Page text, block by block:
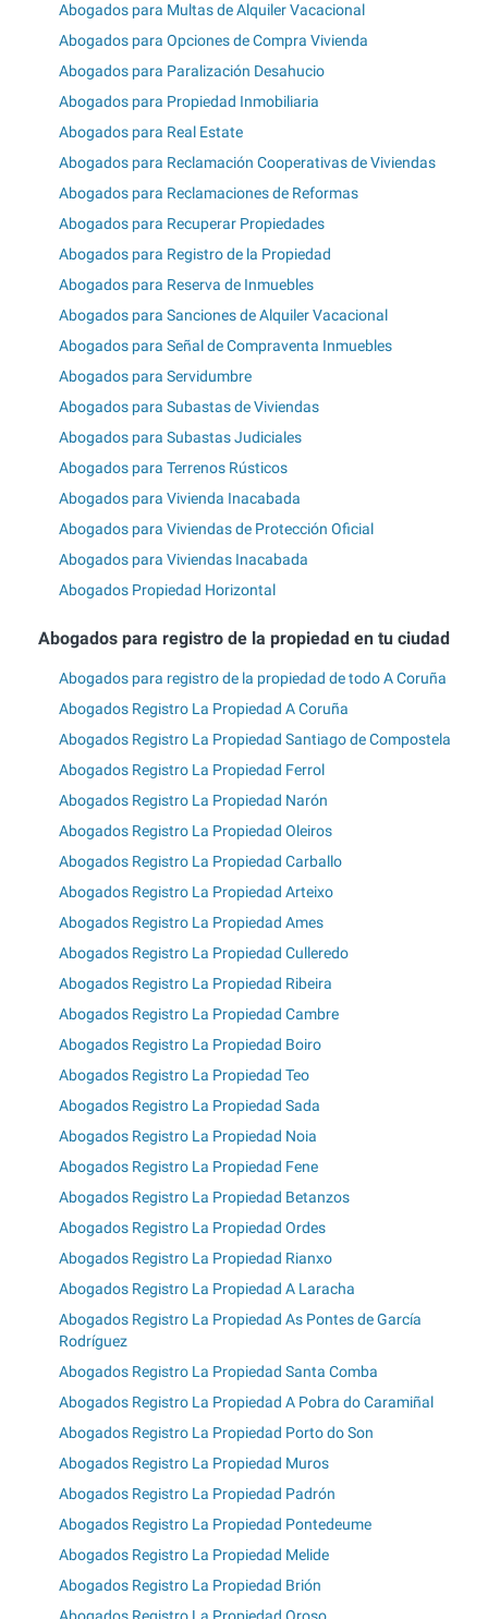
Abogados para Multas de Alquiler Vacacional
Abogados para Opciones de Compra Vivienda
Abogados para Paralización Desahucio
Abogados para Propiedad Inmobiliaria
Abogados para Real Estate
Abogados para Reclamación Cooperativas de Viviendas
Abogados para Reclamaciones de Reformas
Abogados para Recuperar Propiedades
Abogados para Registro de la Propiedad
Abogados para Reserva de Inmuebles
Abogados para Sanciones de Alquiler Vacacional
Abogados para Señal de Compraventa Inmuebles
Abogados para Servidumbre
Abogados para Subastas de Viviendas
Abogados para Subastas Judiciales
Abogados para Terrenos Rústicos
Abogados para Vivienda Inacabada
Abogados para Viviendas de Protección Oficial
Abogados para Viviendas Inacabada
Abogados Propiedad Horizontal
Abogados para registro de la propiedad en tu ciudad
Abogados para registro de la propiedad de todo A Coruña
Abogados Registro La Propiedad A Coruña
Abogados Registro La Propiedad Santiago de Compostela
Abogados Registro La Propiedad Ferrol
Abogados Registro La Propiedad Narón
Abogados Registro La Propiedad Oleiros
Abogados Registro La Propiedad Carballo
Abogados Registro La Propiedad Arteixo
Abogados Registro La Propiedad Ames
Abogados Registro La Propiedad Culleredo
Abogados Registro La Propiedad Ribeira
Abogados Registro La Propiedad Cambre
Abogados Registro La Propiedad Boiro
Abogados Registro La Propiedad Teo
Abogados Registro La Propiedad Sada
Abogados Registro La Propiedad Noia
Abogados Registro La Propiedad Fene
Abogados Registro La Propiedad Betanzos
Abogados Registro La Propiedad Ordes
Abogados Registro La Propiedad Rianxo
Abogados Registro La Propiedad A Laracha
Abogados Registro La Propiedad As Pontes de García
Rodríguez
Abogados Registro La Propiedad Santa Comba
Abogados Registro La Propiedad A Pobra do Caramiñal
Abogados Registro La Propiedad Porto do Son
Abogados Registro La Propiedad Muros
Abogados Registro La Propiedad Padrón
Abogados Registro La Propiedad Pontedeume
Abogados Registro La Propiedad Melide
Abogados Registro La Propiedad Brión